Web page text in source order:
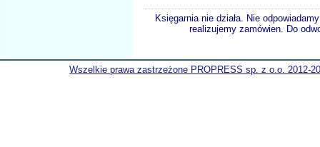
Księgarnia nie działa. Nie
realizujemy zamówien. Do
Wszelkie prawa zastrzeżone PROPRESS sp. z o.o. 2012-